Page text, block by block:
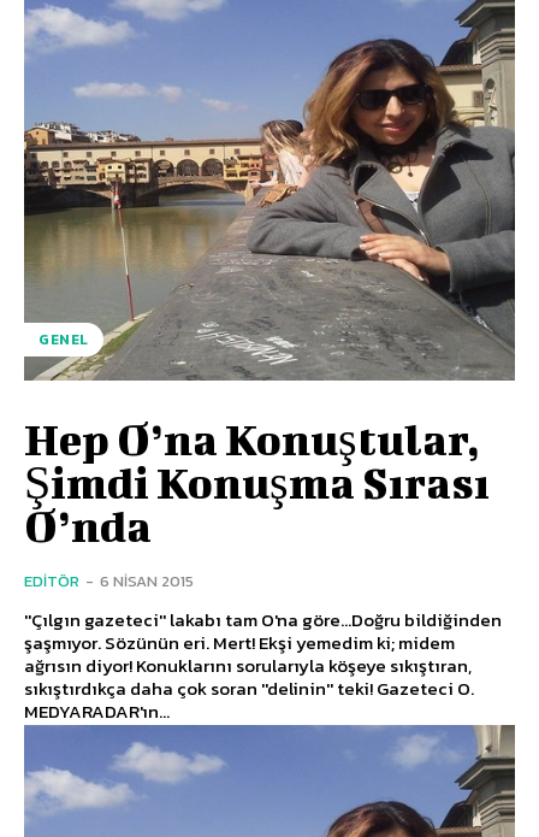
GENEL
Hep O’na Konuştular,
Şimdi Konuşma Sırası
O’nda
EDITÖR - 6 NISAN 2015
''Çılgın gazeteci'' lakabı tam O'na göre...Doğru bildiğinden
şaşmıyor. Sözünün eri. Mert! Ekşi yemedim ki; midem
ağrısın diyor! Konuklarını sorularıyla köşeye sıkıştıran,
sıkıştırdıkça daha çok soran ''delinin'' teki! Gazeteci O.
MEDYARADAR'ın...